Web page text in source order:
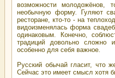
возможности молодожёнов,
необычную форму. Гуляют
ресторане, кто-то - на
видоизменялась форма
одинаковым. Конечно,
традиций довольно сложно
особенно для себя важное.
Русский обычай гласит, что
Сейчас это имеет смысл хотя